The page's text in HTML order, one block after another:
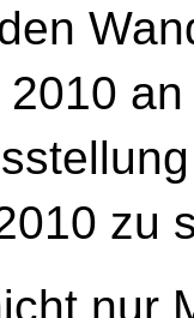
zu
nur